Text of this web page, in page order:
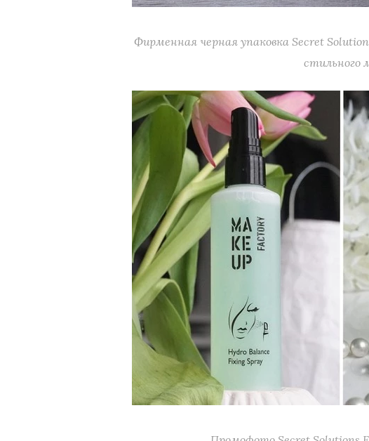
Фирменная черная упаковка Secret
стильного